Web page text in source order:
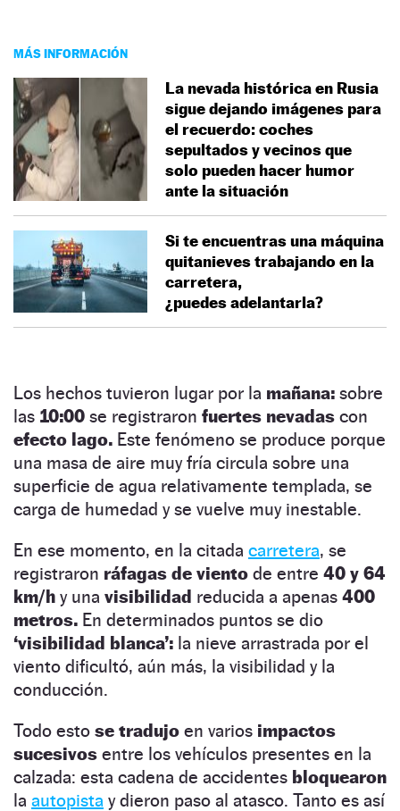
MÁS INFORMACIÓN
La nevada histórica en Rusia
sigue dejando imágenes para
el recuerdo: coches
sepultados y vecinos que
solo pueden hacer humor
ante la situación
Si te encuentras una máquina
quitanieves trabajando en la
carretera,
¿puedes adelantarla?
Los hechos tuvieron lugar por la mañana: sobre
las 10:00 se registraron fuertes nevadas con
efecto lago. Este fenómeno se produce porque
una masa de aire muy fría circula sobre una
superficie de agua relativamente templada, se
carga de humedad y se vuelve muy inestable.
En ese momento, en la citada carretera, se
registraron ráfagas de viento de entre 40 y 64
km/h y una visibilidad reducida a apenas 400
metros. En determinados puntos se dio
‘visibilidad blanca’: la nieve arrastrada por el
viento dificultó, aún más, la visibilidad y la
conducción.
Todo esto se tradujo en varios impactos
sucesivos entre los vehículos presentes en la
calzada: esta cadena de accidentes bloquearon
la autopista y dieron paso al atasco. Tanto es así